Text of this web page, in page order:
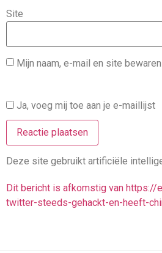
Site
Mijn naam, e-mail en site
Ja, voeg mij toe aan je e-maillijst
Deze site gebruikt artificiële
Dit bericht is afkomstig van
twitter-steeds-gehackt-en-heeft-